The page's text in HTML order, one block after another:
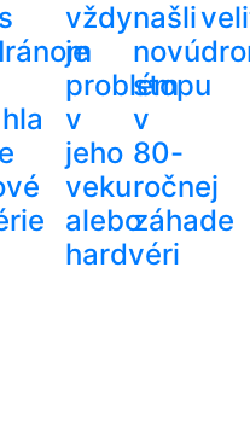
s
Iránom
vždy
je
problém
v
jeho
veku
alebo
hardvéri
našli
novú
stopu
v
80-
ročnej
záhade